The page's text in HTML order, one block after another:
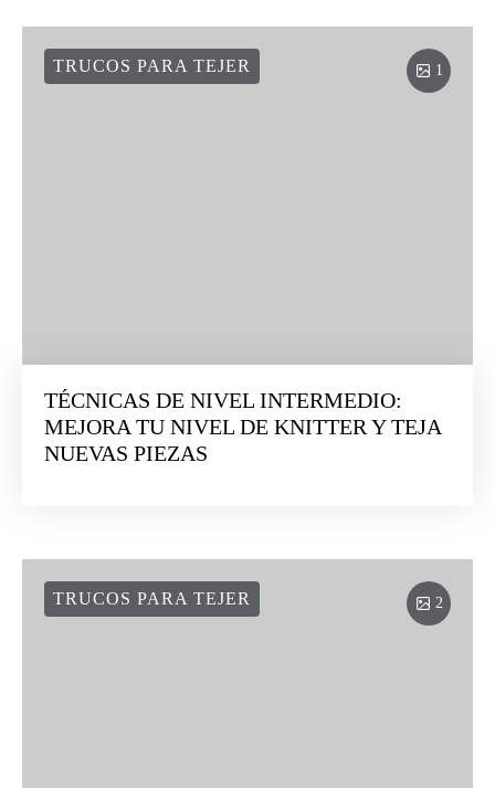
1
TRUCOS PARA TEJER
TÉCNICAS DE NIVEL INTERMEDIO:
MEJORA TU NIVEL DE KNITTER Y TEJA
NUEVAS PIEZAS
2
TRUCOS PARA TEJER